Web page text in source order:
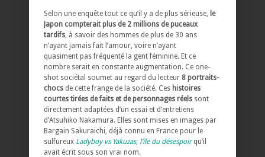
Selon une enquête tout ce qu’il y a de plus sérieuse,
le
Japon compterait plus de 2 millions de puceaux
tardifs , à savoir des hommes de plus de 30 ans
n’ayant jamais fait l’amour, voire n’ayant
quasiment pas fréquenté la gent féminine. Et ce
nombre serait en constante augmentation. Ce one-
shot sociétal soumet au regard du lecteur 8 portraits-
chocs de cette frange de la société. Ces histoires
courtes tirées de faits et de personnages réels sont
directement adaptées d’un essai et d’entretiens
d’Atsuhiko Nakamura. Elles sont mises en images par
Bargain Sakuraichi, déjà connu en France pour le
sulfureux Ladyboy vs Yakuzas, l’île du désespoirqu’il
avait écrit sous son vrai nom.